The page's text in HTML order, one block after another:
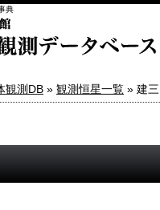
典
観測DB » 観測恒星一覧 » 建三